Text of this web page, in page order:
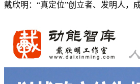
戴欣明：“真定位”创立者、发明人，